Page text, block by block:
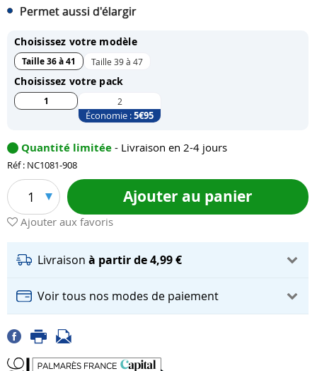
Permet aussi d'élargir
Choisissez votre modèle
Taille 36 à 41 Taille 39 à 47
Choisissez votre pack
1 2
Économie :5€95
Quantité limitée - Livraison en 2-4 jours
Réf : NC1081-908
1 Ajouter au panier
Ajouter aux favoris
Livraison à partir de 4,99 €
Voir tous nos modes de paiement